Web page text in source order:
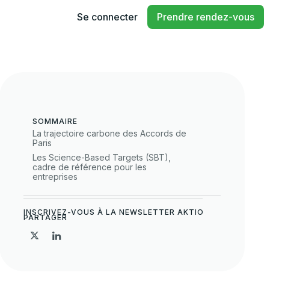
Se connecter Prendre rendez-vous
SOMMAIRE
La trajectoire carbone des Accords de
Paris
Les Science-Based Targets (SBT),
cadre de référence pour les
entreprises
INSCRIVEZ-VOUS À LA NEWSLETTER AKTIO
PARTAGER